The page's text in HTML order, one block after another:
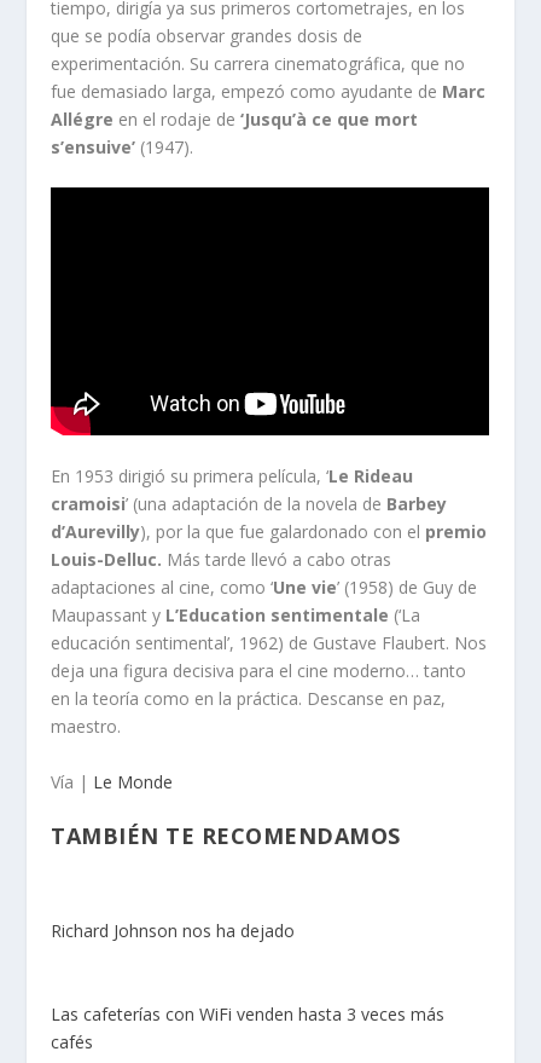
tiempo, dirigía ya sus primeros cortometrajes, en los
que se podía observar grandes dosis de
experimentación. Su carrera cinematográfica, que no
fue demasiado larga, empezó como ayudante de Marc
Allégre en el rodaje de‘Jusqu’à ce que mort
s’ensuive’ (1947).
En 1953 dirigió su primera película, ‘Le Rideau
cramoisi’ (una adaptación de la novela de Barbey
d’Aurevilly), por la que fue galardonado con el premio
Louis-Delluc. Más tarde llevó a cabo otras
adaptaciones al cine, como ‘Une vie’ (1958) de Guy de
Maupassant y L’Education sentimentale (‘La
educación sentimental’, 1962) de Gustave Flaubert. Nos
deja una figura decisiva para el cine moderno… tanto
en la teoría como en la práctica. Descanse en paz,
maestro.
Vía | Le Monde
TAMBIÉN TE RECOMENDAMOS
Richard Johnson nos ha dejado
Las cafeterías con WiFi venden hasta 3 veces más
cafés